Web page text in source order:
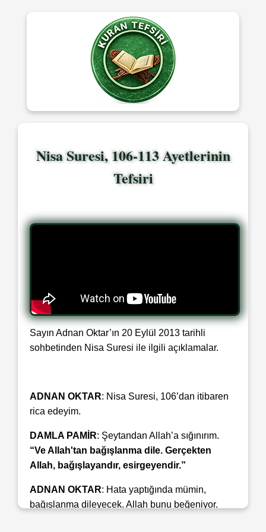
Nisa Suresi, 106-113 Ayetlerinin
Tefsiri
Sayın Adnan Oktar’ın 20 Eylül 2013 tarihli
sohbetinden Nisa Suresi ile ilgili açıklamalar.
ADNAN OKTAR: Nisa Suresi, 106’dan itibaren
rica edeyim.
DAMLA PAMİR: Şeytandan Allah’a sığınırım.
“Ve Allah'tan bağışlanma dile. Gerçekten
Allah, bağışlayandır, esirgeyendir.”
ADNAN OKTAR: Hata yaptığında mümin,
bağışlanma dileyecek. Allah bunu beğeniyor.